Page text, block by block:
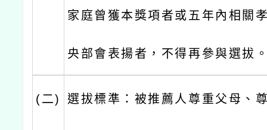
家庭曾獲本獎項者或五年內相關
央部會表揚者，不得再參與選拔
(二) 選拔標準：被推薦人尊重父母、